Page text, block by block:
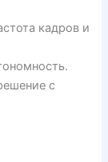
кадров и
с